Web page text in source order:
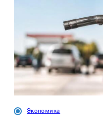
Экономика